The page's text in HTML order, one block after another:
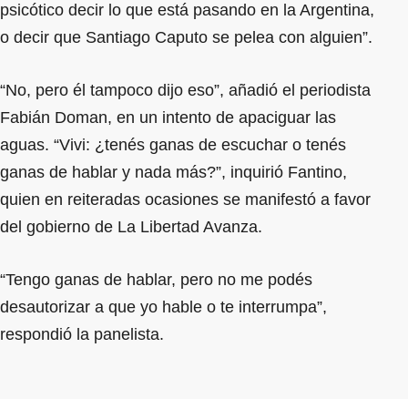
psicótico decir lo que está pasando en la Argentina,
o decir que Santiago Caputo se pelea con alguien”.
“No, pero él tampoco dijo eso”, añadió el periodista
Fabián Doman, en un intento de apaciguar las
aguas. “Vivi: ¿tenés ganas de escuchar o tenés
ganas de hablar y nada más?”, inquirió Fantino,
quien en reiteradas ocasiones se manifestó a favor
del gobierno de La Libertad Avanza.
“Tengo ganas de hablar, pero no me podés
desautorizar a que yo hable o te interrumpa”,
respondió la panelista.